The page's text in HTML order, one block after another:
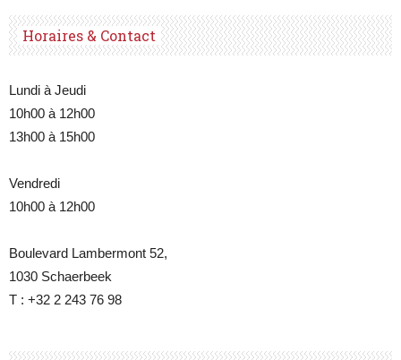
Horaires & Contact
Lundi à Jeudi
10h00 à 12h00
13h00 à 15h00
Vendredi
10h00 à 12h00
Boulevard Lambermont 52,
1030 Schaerbeek
T : +32 2 243 76 98